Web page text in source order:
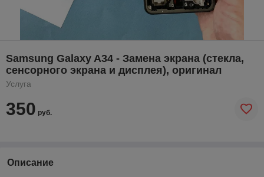
Samsung Galaxy A34 - Замена экрана (стекла,
сенсорного экрана и дисплея), оригинал
Услуга
350 руб.
Описание